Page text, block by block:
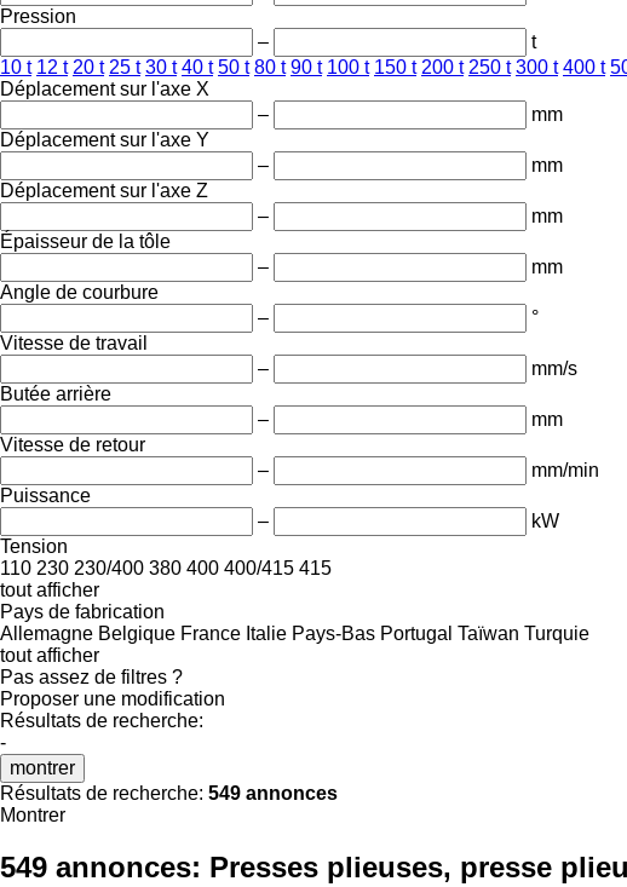
Pression
–
t
10 t 12 t 20 t 25 t 30 t 40 t 50 t 80 t 90 t 100 t 150 t 200 t 250 t 300 t 400 t
Déplacement sur l'axe X
–
mm
Déplacement sur l'axe Y
–
mm
Déplacement sur l'axe Z
–
mm
Épaisseur de la tôle
–
mm
Angle de courbure
–
°
Vitesse de travail
–
mm/s
Butée arrière
–
mm
Vitesse de retour
–
mm/min
Puissance
–
kW
Tension
110 230 230/400 380 400 400/415 415
tout afficher
Pays de fabrication
Allemagne Belgique France Italie Pays-Bas Portugal Taïwan Turquie
tout afficher
Pas assez de filtres ?
Proposer une modification
Résultats de recherche:
-
montrer
Résultats de recherche: 549 annonces
Montrer
549 annonces: Presses plieuses, presse